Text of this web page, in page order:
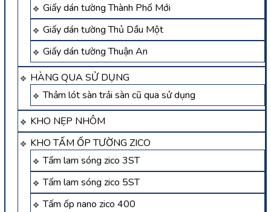
Giấy dán tường Thành Phố Mới
Giấy dán tường Thủ Dầu Một
Giấy dán tường Thuận An
HÀNG QUA SỬ DỤNG
Thảm lót sàn trải sàn cũ qua sử dụng
KHO NẸP NHÔM
KHO TẤM ỐP TƯỜNG ZICO
Tấm lam sóng zico 3ST
Tấm lam sóng zico 5ST
Tấm ốp nano zico 400